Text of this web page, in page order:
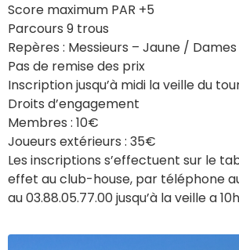
Score maximum PAR +5
Parcours 9 trous
Repères : Messieurs – Jaune /
Pas de remise des prix
Inscription jusqu’à midi la veille du
Droits d’engagement
Membres : 10€
Joueurs extérieurs : 35€
Les inscriptions s’effectuent sur le
effet au club-house, par téléphone
au 03.88.05.77.00 jusqu’à la veille a